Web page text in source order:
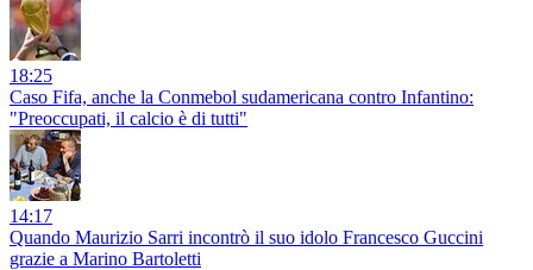
18:25
Caso Fifa, anche la Conmebol sudamericana contro Infantino:
"Preoccupati, il calcio è di tutti"
14:17
Quando Maurizio Sarri incontrò il suo idolo Francesco Guccini
grazie a Marino Bartoletti